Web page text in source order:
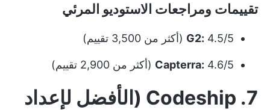
تقييمات ومراجعات الاستوديو المرئي
G2: 4.5/5 (أكثر من 3,500 تقييم)
Capterra: 4.6/5 (أكثر من 2,900 تقييم)
7. Codeship (الأفضل لإعداد